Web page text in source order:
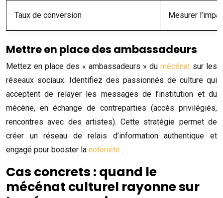
Taux de conversion Mesurer
Mettre en place des ambassadeurs
Mettez en place des « ambassadeurs » du mécénat sur les
réseaux sociaux. Identifiez des passionnés de culture qui
acceptent de relayer les messages de l’institution et du
mécène, en échange de contreparties (accès privilégiés,
rencontres avec des artistes). Cette stratégie permet de
créer un réseau de relais d’information authentique et
engagé pour booster la notoriété .
Cas concrets : quand le
mécénat culturel rayonne sur